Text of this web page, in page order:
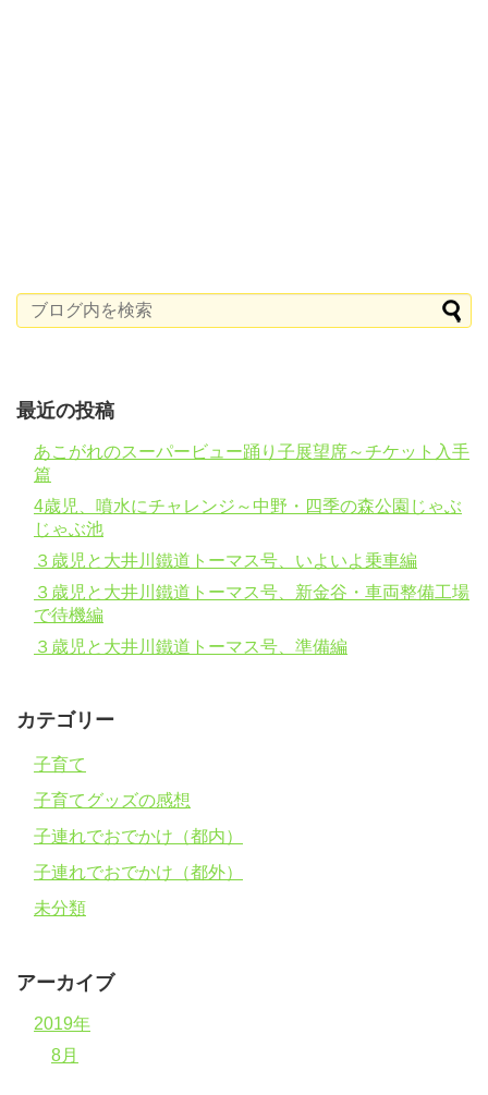
最近の投稿
あこがれのスーパービュー踊り子展望席～チケット入手
篇
4歳児、噴水にチャレンジ～中野・四季の森公園じゃぶ
じゃぶ池
３歳児と大井川鐵道トーマス号、いよいよ乗車編
３歳児と大井川鐵道トーマス号、新金谷・車両整備工場
で待機編
３歳児と大井川鐵道トーマス号、準備編
カテゴリー
子育て
子育てグッズの感想
子連れでおでかけ（都内）
子連れでおでかけ（都外）
未分類
アーカイブ
2019年
8月